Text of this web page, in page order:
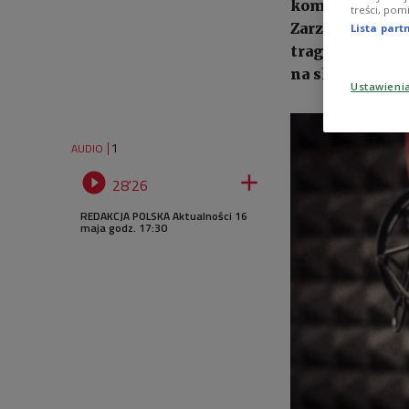
komiksów
Zarządu
tragicznej
na skutek
AUDIO 1
 28'26 
REDAKCJA POLSKA Aktualności 16
maja godz. 17:30
treści,
Lista